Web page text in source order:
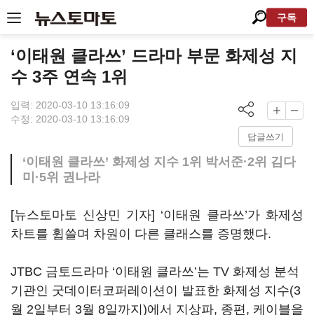
구독
‘이태원 클라쓰’ 드라마 부문 화제성 지
수 3주 연속 1위
입력: 2020-03-10 13:16:09
수정: 2020-03-10 13:16:09
답글쓰기
‘이태원 클라쓰’ 화제성 지수 1위 박서준·2위 김다
미·5위 권나라
[뉴스토마토 신상민 기자] ‘이태원 클라쓰’가 화제성
차트를 휩쓸며 차원이 다른 클래스를 증명했다.
JTBC 금토드라마 ‘이태원 클라쓰’는 TV 화제성 분석
기관인 굿데이터코퍼레이션이 발표한 화제성 지수(3
월 2일부터 3월 8일까지 )에서 지상파, 종편, 케이블을